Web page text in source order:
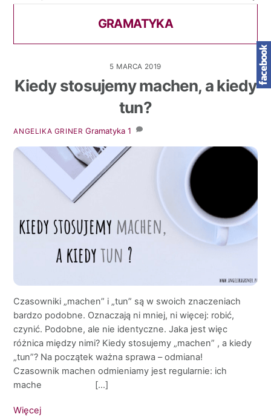
GRAMATYKA
5 MARCA 2019
Kiedy stosujemy machen, a kiedy
tun?
ANGELIKA GRINER Gramatyka 1
Czasowniki „machen” i „tun” są w swoich znaczeniach
bardzo podobne. Oznaczają ni mniej, ni więcej: robić,
czynić. Podobne, ale nie identyczne. Jaka jest więc
różnica między nimi? Kiedy stosujemy „machen” , a kiedy
„tun”? Na początek ważna sprawa – odmiana!
Czasownik machen odmieniamy jest regularnie: ich
mache […]
Więcej